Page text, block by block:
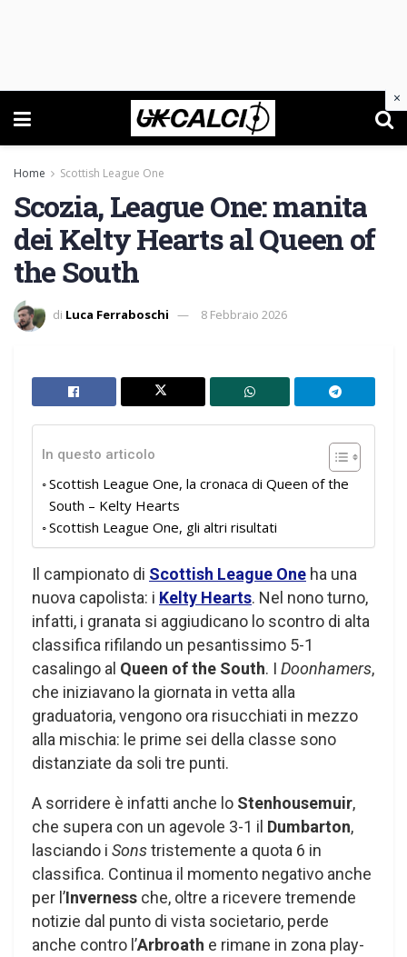
Home Scottish League One
Scozia, League One: manita
dei Kelty Hearts al Queen of
the South
di Luca Ferraboschi 8 Febbraio 2026
In questo articolo
Scottish League One, la cronaca di Queen of the
South – Kelty Hearts
Scottish League One, gli altri risultati
Il campionato di Scottish League One ha una
nuova capolista: i Kelty Hearts. Nel nono turno,
infatti, i granata si aggiudicano lo scontro di alta
classifica rifilando un pesantissimo 5-1
casalingo al Queen of the South. I Doonhamers,
che iniziavano la giornata in vetta alla
graduatoria, vengono ora risucchiati in mezzo
alla mischia: le prime sei della classe sono
distanziate da soli tre punti.
A sorridere è infatti anche lo Stenhousemuir,
che supera con un agevole 3-1 il Dumbarton,
lasciando i Sonstristemente a quota 6 in
classifica. Continua il momento negativo anche
per l’Inverness che, oltre a ricevere tremende
notizie dal punto di vista societario, perde
anche contro l’Arbroath e rimane in zona play-
×